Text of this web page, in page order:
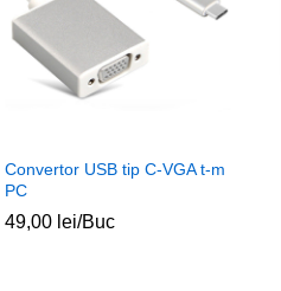
Convertor USB tip C-VGA t-m
PC
49,00 lei/Buc